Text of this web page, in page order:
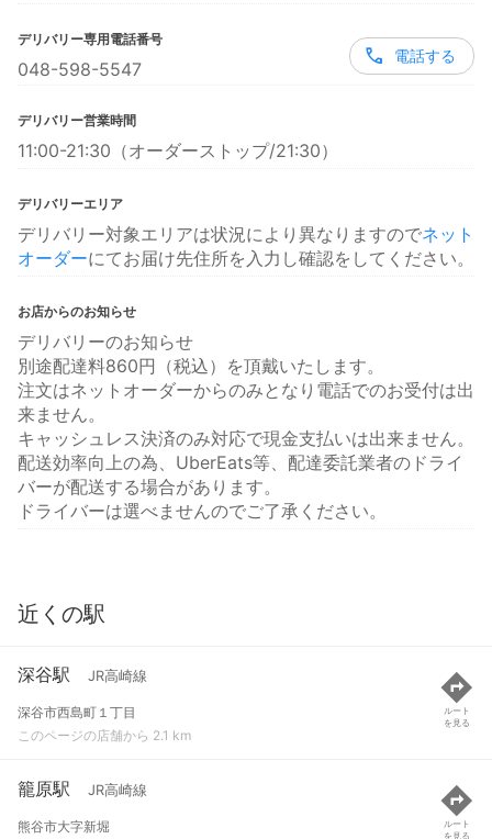
デリバリー専用電話番号
048-598-5547
電話する
デリバリー営業時間
11:00-21:30（オーダーストップ/21:30）
デリバリーエリア
デリバリー対象エリアは状況により異なりますのでネット
オーダーにてお届け先住所を入力し確認をしてください。
お店からのお知らせ
デリバリーのお知らせ
別途配達料860円（税込）を頂戴いたします。
注文はネットオーダーからのみとなり電話でのお受付は出
来ません。
キャッシュレス決済のみ対応で現金支払いは出来ません。
配送効率向上の為、UberEats等、配達委託業者のドライ
バーが配送する場合があります。
ドライバーは選べませんのでご了承ください。
近くの駅
深谷駅 JR高崎線
深谷市西島町１丁目
このページの店舗から 2.1 km
ルート
を見る
籠原駅 JR高崎線
熊谷市大字新堀
ルート
を見る